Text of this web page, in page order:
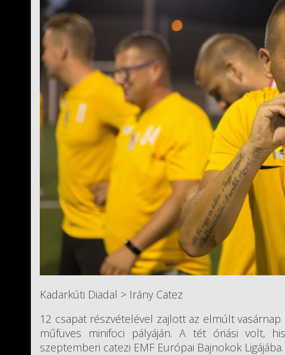
Kadarkúti Diadal > Irány Catez
12 csapat részvételével zajlott az elmúlt
műfüves minifoci pályáján. A tét óriási volt,
szeptemberi catezi EMF Európai Bajnokok Ligájába.